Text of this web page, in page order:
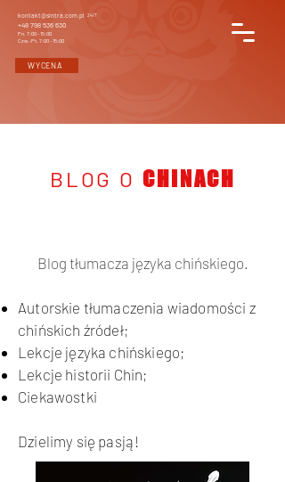
kontakt@sintra.com.pl 24/7
+48 798 536 630
Pn. 7:00 - 15:00
Czw.-Pt. 7:00 - 15:00
WYCENA
BLOG O CHINACH
Blog tłumacza języka chińskiego.
Autorskie tłumaczenia wiadomości z
chińskich źródeł;
Lekcje języka chińskiego;
Lekcje historii Chin;
Ciekawostki
Dzielimy się pasją!